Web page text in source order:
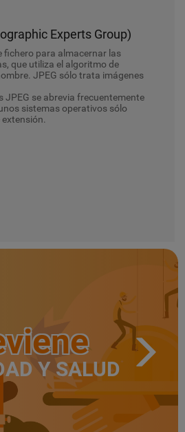
Experts Group)
fichero para almacernar las
que utiliza el algoritmo de
JPEG sólo trata imágenes
JPEG se abrevia frecuentemente
sistemas operativos sólo
Y SALUD